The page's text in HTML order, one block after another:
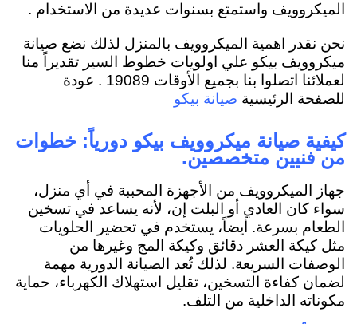
الميكروويف واستمتع بسنوات عديدة من الاستخدام .
نحن نقدر اهمية الميكروويف بالمنزل لذلك نضع صيانة
ميكروويف بيكو علي اولويات خطوط السير تقديراً منا
لعملائنا اتصلوا بنا بجميع الأوقات 19089 . عودة
للصفحة الرئيسية صيانة بيكو
كيفية صيانة ميكروويف بيكو دورياً: خطوات
من فنيين متخصصين.
جهاز الميكروويف من الأجهزة المحببة في أي منزل،
سواء كان العادي أو البلت إن، لأنه يساعد في تسخين
الطعام بسرعة. أيضاً، يستخدم في تحضير الحلويات
مثل كيكة العشر دقائق وكيكة المج وغيرها من
الوصفات السريعة. لذلك تُعد الصيانة الدورية مهمة
لضمان كفاءة التسخين، تقليل استهلاك الكهرباء، حماية
مكوناته الداخلية من التلف.